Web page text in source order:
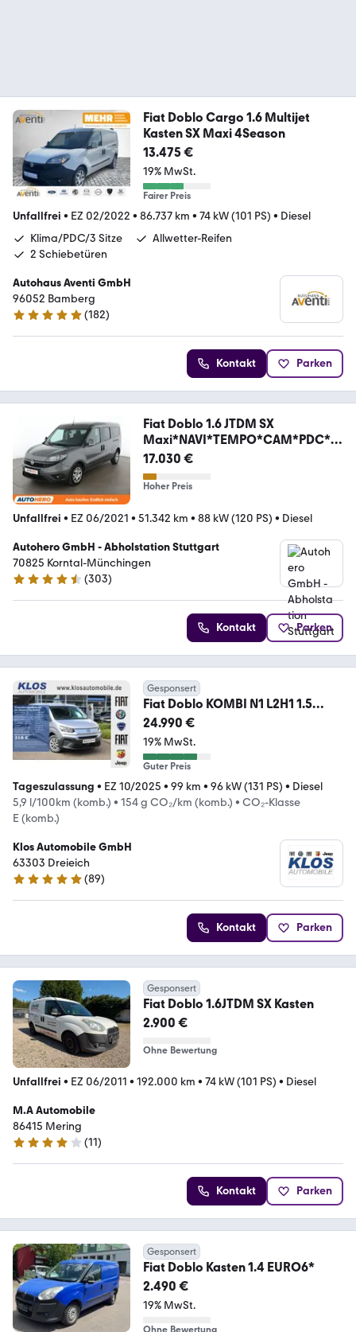
Fiat Doblo Cargo 1.6 Multijet
Kasten SX Maxi 4Season
13.475 €
19% MwSt.
Fairer Preis
Unfallfrei • EZ 02/2022 • 86.737 km • 74 kW (101 PS) • Diesel
Klima/PDC/3 Sitze
Allwetter-Reifen
2 Schiebetüren
Autohaus Aventi GmbH
96052 Bamberg
4.8 Sterne
(182)
Kontakt Parken
Fiat Doblo 1.6 JTDM SX
Maxi*NAVI*TEMPO*CAM*PDC*S
HZ*
17.030 €
Hoher Preis
Unfallfrei • EZ 06/2021 • 51.342 km • 88 kW (120 PS) • Diesel
Autohero GmbH - Abholstation Stuttgart
70825 Korntal-Münchingen
4.4 Sterne
(303)
Kontakt Parken
Gesponsert
Fiat Doblo KOMBI N1 L2H1 1.5
BLUEHDI 130PS MT6 COMFOR
24.990 €
19% MwSt.
Guter Preis
Tageszulassung • EZ 10/2025 • 99 km • 96 kW (131 PS) • Diesel
5,9 l/100km (komb.) • 154 g CO₂/km (komb.) • CO₂-Klasse
E (komb.)
Klos Automobile GmbH
63303 Dreieich
5 Sterne
(89)
Kontakt Parken
Gesponsert
Fiat Doblo 1.6JTDM SX Kasten
2.900 €
Ohne Bewertung
Unfallfrei • EZ 06/2011 • 192.000 km • 74 kW (101 PS) • Diesel
M.A Automobile
86415 Mering
3.8 Sterne
(11)
Kontakt Parken
Gesponsert
Fiat Doblo Kasten 1.4 EURO6*
2.490 €
19% MwSt.